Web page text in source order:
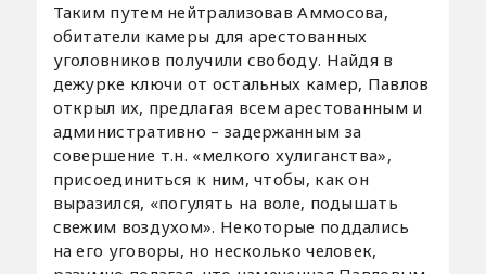
Таким путем нейтрализовав Аммосова,
обитатели камеры для арестованных
уголовников получили свободу. Найдя в
дежурке ключи от остальных камер, Павлов
открыл их, предлагая всем арестованным и
административно – задержанным за
совершение т.н. «мелкого хулиганства»,
присоединиться к ним, чтобы, как он
выразился, «погулять на воле, подышать
свежим воздухом». Некоторые поддались
на его уговоры, но несколько человек,